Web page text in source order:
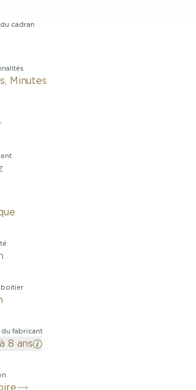
cadran
Minutes
boitier
du fabricant
8 ans